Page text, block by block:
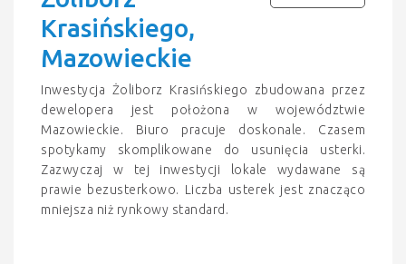
Krasińskiego,
Mazowieckie
Inwestycja Żoliborz Krasińskiego zbudowana przez
dewelopera jest położona w województwie
Mazowieckie. Biuro pracuje doskonale. Czasem
spotykamy skomplikowane do usunięcia usterki.
Zazwyczaj w tej inwestycji lokale wydawane są
prawie bezusterkowo. Liczba usterek jest znacząco
mniejsza niż rynkowy standard.